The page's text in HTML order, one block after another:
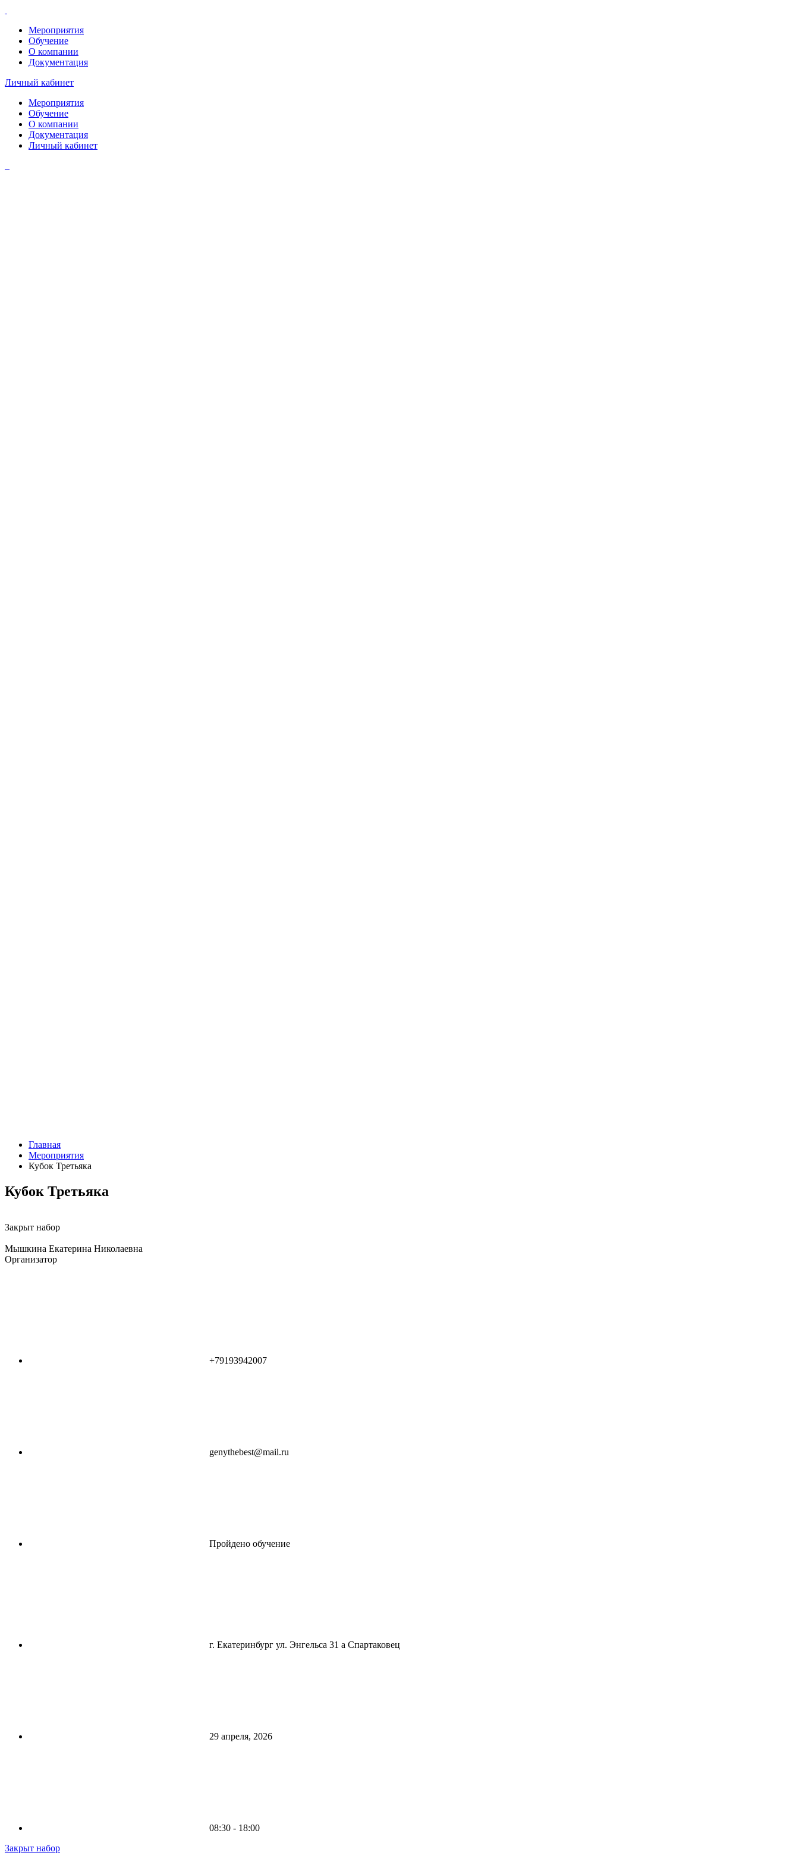
Мероприятия
Обучение
О компании
Документация
Личный кабинет
Мероприятия
Обучение
О компании
Документация
Личный кабинет
Главная
Мероприятия
Кубок Третьяка
Кубок Третьяка
Закрыт набор
Мышкина Екатерина Николаевна
Организатор
+79193942007
genythebest@mail.ru
Пройдено обучение
г. Екатеринбург ул. Энгельса 31 а Спартаковец
29 апреля, 2026
08:30 - 18:00
Закрыт набор